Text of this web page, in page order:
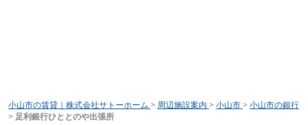
小山市の賃貸｜株式会社サトーホーム > 周辺施設案内 > 小山市 > 小山市の銀行
> 足利銀行ひととのや出張所